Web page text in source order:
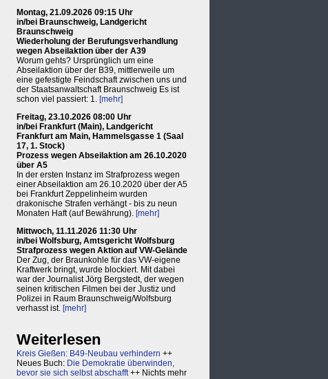
Montag, 21.09.2026 09:15 Uhr
in/bei Braunschweig, Landgericht
Braunschweig
Wiederholung der Berufungsverhandlung
wegen Abseilaktion über der A39
Worum gehts? Ursprünglich um eine
Abseilaktion über der B39, mittlerweile um
eine gefestigte Feindschaft zwischen uns und
der Staatsanwaltschaft Braunschweig Es ist
schon viel passiert: 1. [mehr]
Freitag, 23.10.2026 08:00 Uhr
in/bei Frankfurt (Main), Landgericht
Frankfurt am Main, Hammelsgasse 1 (Saal
17, 1. Stock)
Prozess wegen Abseilaktion am 26.10.2020
über A5
In der ersten Instanz im Strafprozess wegen
einer Abseilaktion am 26.10.2020 über der A5
bei Frankfurt Zeppelinheim wurden
drakonische Strafen verhängt - bis zu neun
Monaten Haft (auf Bewährung). [mehr]
Mittwoch, 11.11.2026 11:30 Uhr
in/bei Wolfsburg, Amtsgericht Wolfsburg
Strafprozess wegen Aktion auf VW-Gelände
Der Zug, der Braunkohle für das VW-eigene
Kraftwerk bringt, wurde blockiert. Mit dabei
war der Journalist Jörg Bergstedt, der wegen
seinen kritischen Filmen bei der Justiz und
Polizei in Raum Braunschweig/Wolfsburg
verhasst ist. [mehr]
Weiterlesen
Kreis Gießen: B49-Neubau verhindern ++
Neues Buch: Die Demokratie überwinden,
bevor sie sich selbst abschafft++ Nichts mehr